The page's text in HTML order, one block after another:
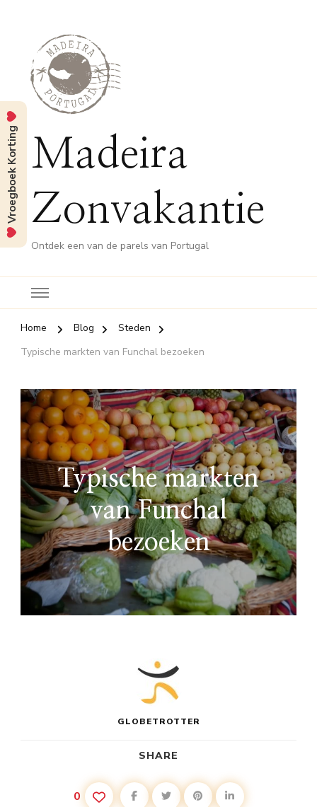
Madeira
Zonvakantie
Ontdek een van de parels van Portugal
Home Blog
Steden
Typische markten van Funchal bezoeken
Typische markten
van Funchal
bezoeken
GLOBETROTTER
SHARE
0
Vroegboek Korting